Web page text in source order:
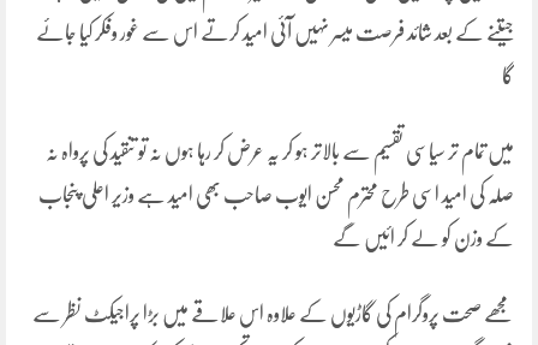
جیتنے کے بعد شائد فرصت میسر نہیں آئی امید کرتے اس سے غور وفکر کیا جائے
گا
میں تمام تر سیاسی تقسیم سے بالاتر ہو کر یہ عرض کر رہا ہوں نہ تو تنقید کی پرواہ نہ
صلہ کی امید اسی طرح محترم محسن ایوب صاحب بھی امید ہے وزیر اعلی پنجاب
کے وزن کو لے کر ائیں گے
مجھے صحت پروگرام کی گاڑیوں کے علاوہ اس علاقے میں بڑا پراجیکٹ نظر سے